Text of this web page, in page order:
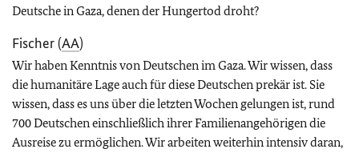
Deutsche in Gaza, denen der Hungertod droht?
Fischer (AA)
Wir haben Kenntnis von Deutschen im Gaza. Wir wissen, dass
die humanitäre Lage auch für diese Deutschen prekär ist. Sie
wissen, dass es uns über die letzten Wochen gelungen ist, rund
700 Deutschen einschließlich ihrer Familienangehörigen die
Ausreise zu ermöglichen. Wir arbeiten weiterhin intensiv daran,